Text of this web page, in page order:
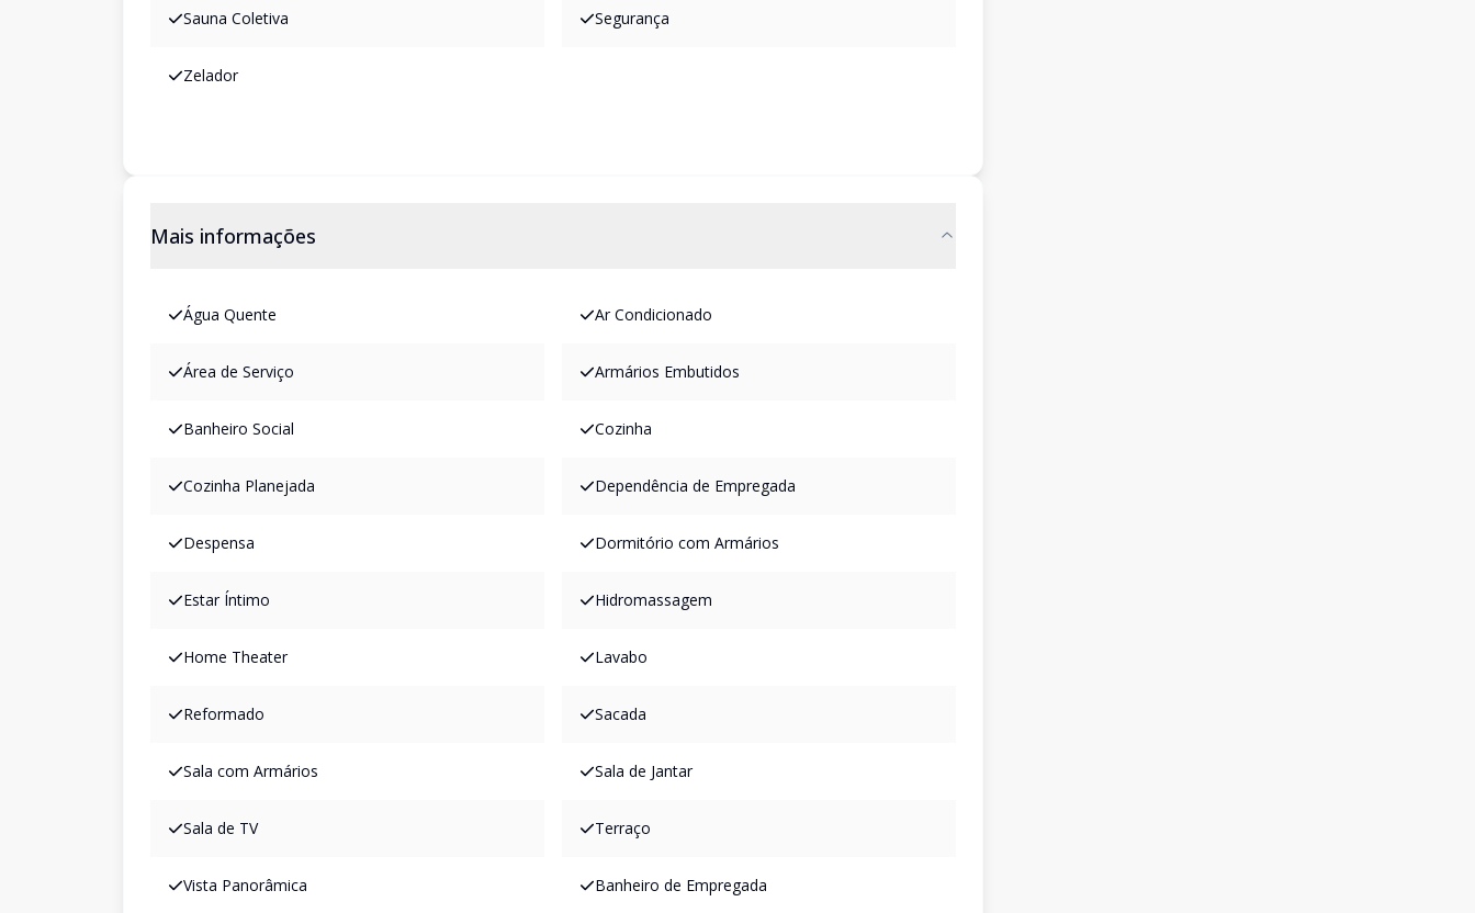
Sauna Coletiva Segurança
Zelador
Mais informações
Água Quente Ar Condicionado
Área de Serviço Armários Embutidos
Banheiro Social Cozinha
Cozinha Planejada Dependência de Empregada
Despensa Dormitório com Armários
Estar Íntimo Hidromassagem
Home Theater Lavabo
Reformado Sacada
Sala com Armários Sala de Jantar
Sala de TV Terraço
Vista Panorâmica Banheiro de Empregada